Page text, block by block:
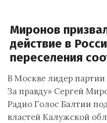
Миронов
действие в
переселения
В Москве лидер
За правду» Сергей
Радио Голос Балтии
властей Калужской